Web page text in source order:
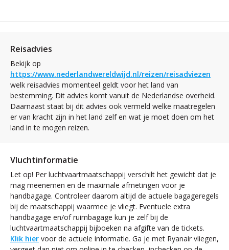
Reisadvies
Bekijk op
https://www.nederlandwereldwijd.nl/reizen/reisadviezen
welk reisadvies momenteel geldt voor het land van
bestemming. Dit advies komt vanuit de Nederlandse overheid.
Daarnaast staat bij dit advies ook vermeld welke maatregelen
er van kracht zijn in het land zelf en wat je moet doen om het
land in te mogen reizen.
Vluchtinformatie
Let op! Per luchtvaartmaatschappij verschilt het gewicht dat je
mag meenemen en de maximale afmetingen voor je
handbagage. Controleer daarom altijd de actuele bagageregels
bij de maatschappij waarmee je vliegt. Eventuele extra
handbagage en/of ruimbagage kun je zelf bij de
luchtvaartmaatschappij bijboeken na afgifte van de tickets.
Klik hier voor de actuele informatie. Ga je met Ryanair vliegen,